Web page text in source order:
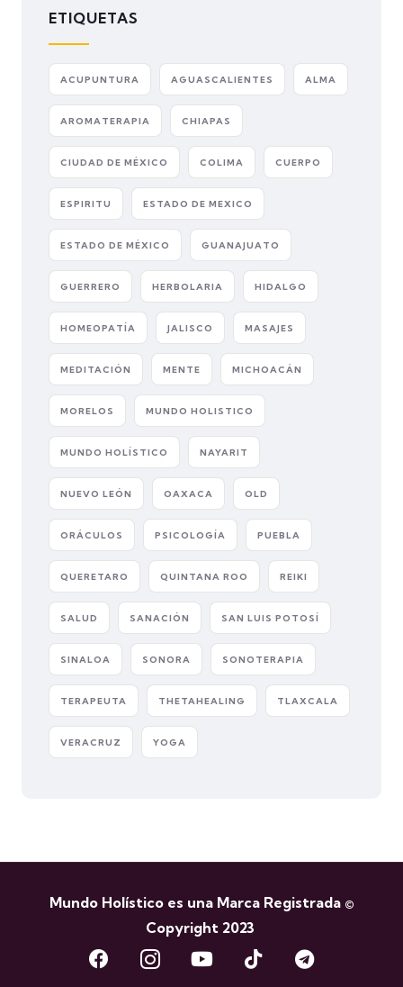
ETIQUETAS
ACUPUNTURA AGUASCALIENTES ALMA
AROMATERAPIA CHIAPAS
CIUDAD DE MÉXICO COLIMA CUERPO
ESPIRITU ESTADO DE MEXICO
ESTADO DE MÉXICO GUANAJUATO
GUERRERO HERBOLARIA HIDALGO
HOMEOPATÍA JALISCO MASAJES
MEDITACIÓN MENTE MICHOACÁN
MORELOS MUNDO HOLISTICO
MUNDO HOLÍSTICO NAYARIT
NUEVO LEÓN OAXACA OLD
ORÁCULOS PSICOLOGÍA PUEBLA
QUERETARO QUINTANA ROO REIKI
SALUD SANACIÓN SAN LUIS POTOSÍ
SINALOA SONORA SONOTERAPIA
TERAPEUTA THETAHEALING TLAXCALA
VERACRUZ YOGA
Mundo Holístico es una Marca Registrada ©
Copyright 2023